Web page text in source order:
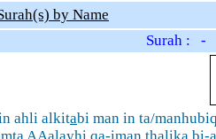
by Name
Surah : -
ahli alkitabi man in ta/